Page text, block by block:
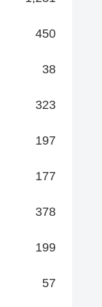
450
38
323
197
177
378
199
57